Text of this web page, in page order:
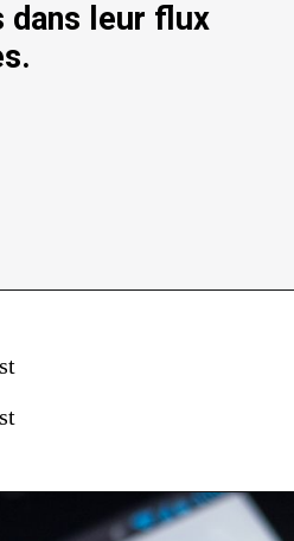
leur flux